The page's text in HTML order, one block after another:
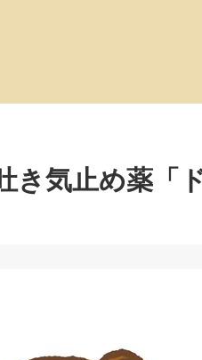
き気止め薬「